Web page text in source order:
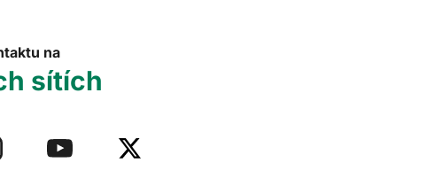
na
sítích